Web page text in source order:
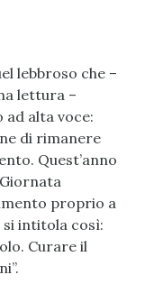
lebbroso che –
lettura –
ad alta voce:
di rimanere
Quest’anno
proprio a
intitola così:
Curare il